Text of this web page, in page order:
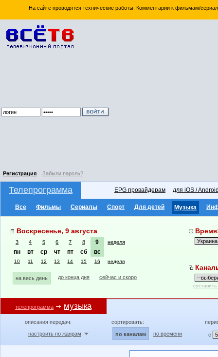
На сайте проводятся технические работы. Комментарии к фильмам/
Регистрация Забыли пароль?
Телепрограмма EPG провайдерам для iOS /
Все Фильмы Сериалы Спорт Для детей Музыка
Воскресенье, 9 августа
3 4 5 6 7 8 9 неделя
пн вт ср чт пт сб вс
10 11 12 13 14 15 16 неделя
на весь день до конца дня сейчас и скоро
телепрограмма музыка
описания передач:
настроить по жанрам
сортировать:
по каналам по времени с